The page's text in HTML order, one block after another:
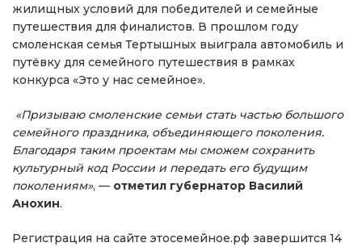
жилищных условий для победителей и семейные
путешествия для финалистов. В прошлом году
смоленская семья Тертышных выиграла автомобиль и
путёвку для семейного путешествия в рамках
конкурса «Это у нас семейное».
«Призываю смоленские семьи стать частью большого
семейного праздника, объединяющего поколения.
Благодаря таким проектам мы сможем сохранить
культурный код России и передать его будущим
поколениям», — отметил губернатор Василий
Анохин.
Регистрация на сайте этосемейное.рф завершится 14